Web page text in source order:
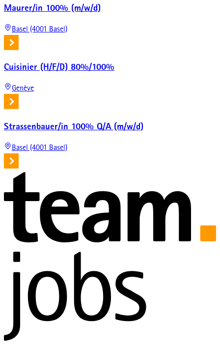
Maurer/in 100% (m/w/d)
Basel (4001 Basel)
Cuisinier (H/F/D) 80%/100%
Genève
Strassenbauer/in 100% Q/A (m/w/d)
Basel (4001 Basel)